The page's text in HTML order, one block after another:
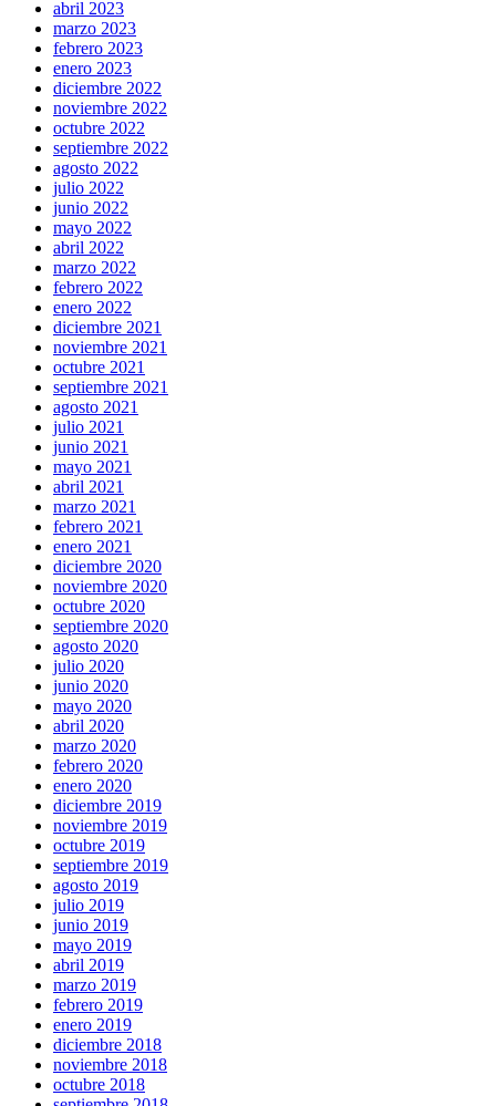
abril 2023
marzo 2023
febrero 2023
enero 2023
diciembre 2022
noviembre 2022
octubre 2022
septiembre 2022
agosto 2022
julio 2022
junio 2022
mayo 2022
abril 2022
marzo 2022
febrero 2022
enero 2022
diciembre 2021
noviembre 2021
octubre 2021
septiembre 2021
agosto 2021
julio 2021
junio 2021
mayo 2021
abril 2021
marzo 2021
febrero 2021
enero 2021
diciembre 2020
noviembre 2020
octubre 2020
septiembre 2020
agosto 2020
julio 2020
junio 2020
mayo 2020
abril 2020
marzo 2020
febrero 2020
enero 2020
diciembre 2019
noviembre 2019
octubre 2019
septiembre 2019
agosto 2019
julio 2019
junio 2019
mayo 2019
abril 2019
marzo 2019
febrero 2019
enero 2019
diciembre 2018
noviembre 2018
octubre 2018